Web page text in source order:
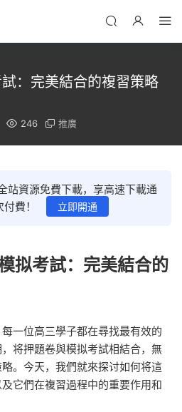
：完美結合的複習策略
246 推廣
站資源免費下載，享高速下載通
費！
立即開通
拟考試：完美結合的
一位高三學子都在尋找最有效的
将押題卷與模拟考試相結合，無
。今天，我們就來探讨如何将這
它們在複習過程中的重要作用和